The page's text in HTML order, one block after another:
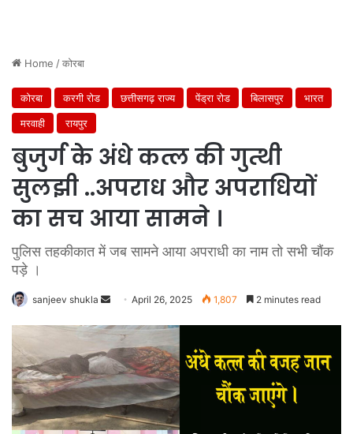
Home /कोरबा
कोरबा करगी रोड छत्तीसगढ़ राज्य पेंड्रा रोड बिलासपुर
भारत
मरवाही
रायपुर
बुजुर्ग के अंधे कत्ल की गुत्थी
सुलझी ..अपराध और अपराधियों
का सच आया सामने ।
पुलिस तहकीकात में जब सामने आया अपराधी का नाम तो सभी चौंक
पड़े ।
sanjeev shukla
Send
email
April 26, 2025 1,807 2 minutes read